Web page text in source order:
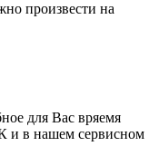
произвести на
для Вас вряемя
и в нашем сервисном